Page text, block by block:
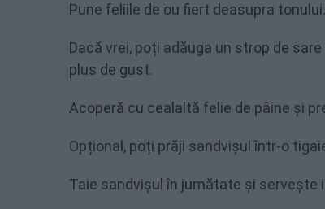
Pune feliile de ou fiert deasupra tonului.
Dacă vrei, poți adăuga un strop de
plus de gust.
Acoperă cu cealaltă felie de pâine și
Opțional, poți prăji sandvișul într-o
Taie sandvișul în jumătate și servește